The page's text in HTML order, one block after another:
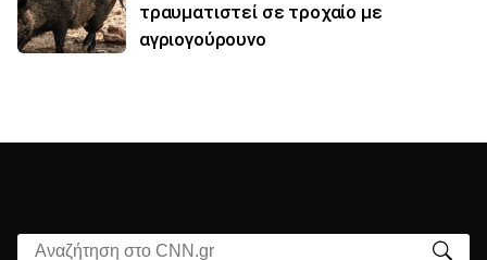
τραυματιστεί σε τροχαίο με
αγριογούρουνο
Αναζήτηση στο CNN.gr